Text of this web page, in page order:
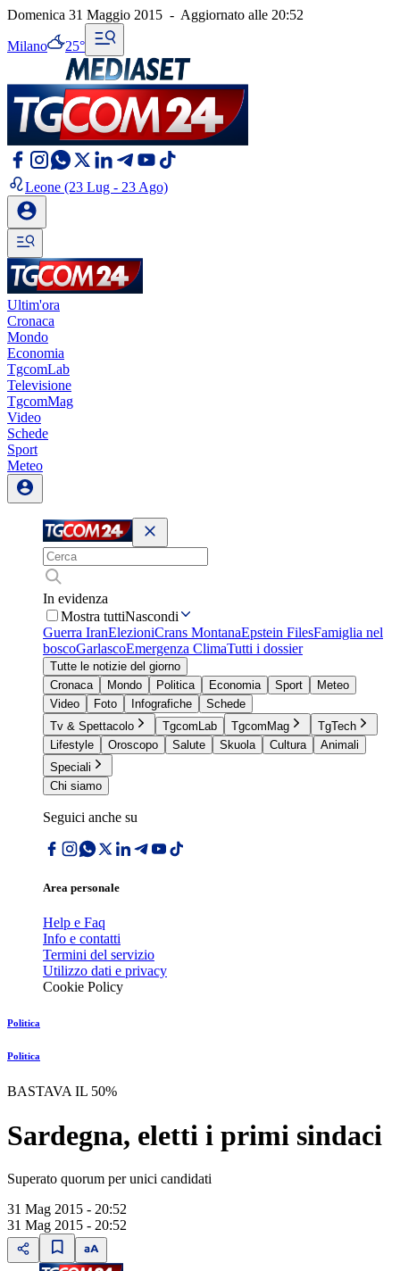
Domenica 31 Maggio 2015 - Aggiornato alle 20:52
Milano 25°
Leone (23 Lug - 23 Ago)
Ultim'ora
Cronaca
Mondo
Economia
TgcomLab
Televisione
TgcomMag
Video
Schede
Sport
Meteo
In evidenza
Mostra tuttiNascondi
Guerra IranElezioniCrans MontanaEpstein FilesFamiglia nel
boscoGarlascoEmergenza ClimaTutti i dossier
Tutte le notizie del giorno
Cronaca
Mondo Politica Economia Sport
Meteo
Video
Foto Infografiche
Schede
Tv & Spettacolo
TgcomLab TgcomMag
TgTech
Lifestyle
Oroscopo Salute Skuola Cultura
Animali
Speciali
Chi siamo
Seguici anche su
Area personale
Help e Faq
Info e contatti
Termini del servizio
Utilizzo dati e privacy
Cookie Policy
Politica
Politica
BASTAVA IL 50%
Sardegna, eletti i primi sindaci
Superato quorum per unici candidati
31 Mag 2015 - 20:52
31 Mag 2015 - 20:52